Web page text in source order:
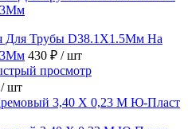
Для Трубы D38.1Х1.5Мм На
3Мм 430 ₽ / шт
просмотр
/ шт